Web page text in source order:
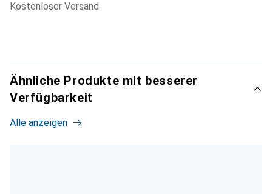
kostenloser Versand
Ähnliche Produkte mit besserer
Verfügbarkeit
Alle anzeigen